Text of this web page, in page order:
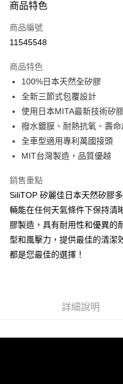
信用卡一次付款
信用卡分期付款
合作金庫商業銀行
華南商業銀行
上海商業儲蓄銀行
國泰世華商業銀行
臺灣中小企業銀行
匯豐（台灣）商業銀行
聯邦商業銀行
元大商業銀行
台新國際商業銀行
台灣樂天信用卡公司
超商取貨付款
LINE Pay
Apple Pay
街口支付
Google Pay
全盈+PAY
ATM付款
運送方式
商品特色
商品編號
11545548
商品特色
100%日本天然全矽膠
全新三節式包覆設計
使用日本MITA最新技術矽
撥水鍍膜、耐熱抗氧、壽命
全車型適用專利萬國接頭
MIT台灣製造，品質優越
銷售重點
SiliTOP 矽麗佳日本天然矽膠
輛能在任何天氣條件下保持清
膠製造，具有耐用性和優異的
型和風擊力，提供最佳的清潔
都是您最佳的選擇！
詳細說明